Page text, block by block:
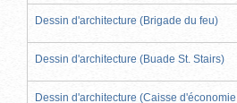
Dessin d'architecture (Brigade du feu)
Dessin d'architecture (Buade St. Stairs)
Dessin d'architecture (Caisse d'économie